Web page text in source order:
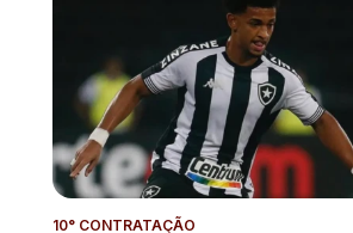
10° CONTRATAÇÃO